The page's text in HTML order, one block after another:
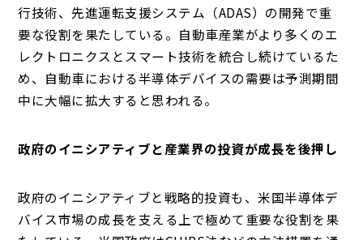
行技術、先進運転支援システム（ADAS）の開発で重
要な役割を果たしている。自動車産業がより多くのエ
レクトロニクスとスマート技術を統合し続けているた
め、自動車における半導体デバイスの需要は予測期間
中に大幅に拡大すると思われる。
政府のイニシアティブと産業界の投資が成長を後押し
政府のイニシアティブと戦略的投資も、米国半導体デ
バイス市場の成長を支える上で極めて重要な役割を果